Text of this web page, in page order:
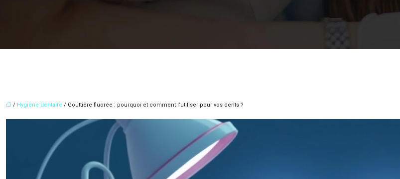
/ Hygiène dentaire / Gouttière fluorée : pourquoi et comment l’utiliser pour vos dents ?